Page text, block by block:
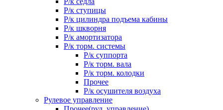
Р/к ступицы
Р/к цилиндра подъема кабины
Р/к шкворня
Р/к амортизатора
Р/к торм. системы
Р/к суппорта
Р/к торм. вала
Р/к торм. колодки
Прочее
Р/к осушителя воздуха
Рулевое управление